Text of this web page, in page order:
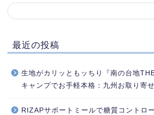
最近の投稿
生地がカリッともッちり『南の台地
キャンプでお手軽本格：九州お取り寄
RIZAPサポートミールで糖質コントロ